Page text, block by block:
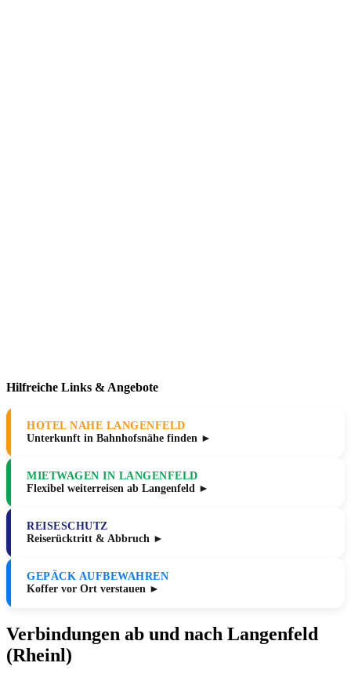
Hilfreiche Links & Angebote
HOTEL NAHE LANGENFELD
Unterkunft in Bahnhofsnähe finden ►
MIETWAGEN IN LANGENFELD
Flexibel weiterreisen ab Langenfeld ►
REISESCHUTZ
Reiserücktritt & Abbruch ►
GEPÄCK AUFBEWAHREN
Koffer vor Ort verstauen ►
Verbindungen ab und nach Langenfeld
(Rheinl)